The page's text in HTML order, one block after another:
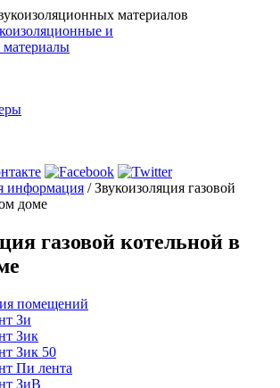
и
информация /Звукоизоляция газовой
доме
газовой котельной в
помещений
Зи
Зик
Зик 50
Пи лента
ЗиВ